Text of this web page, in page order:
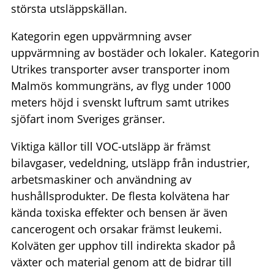
största utsläppskällan.
Kategorin egen uppvärmning avser
uppvärmning av bostäder och lokaler. Kategorin
Utrikes transporter avser transporter inom
Malmös kommungräns, av flyg under 1000
meters höjd i svenskt luftrum samt utrikes
sjöfart inom Sveriges gränser.
Viktiga källor till VOC-utsläpp är främst
bilavgaser, vedeldning, utsläpp från industrier,
arbetsmaskiner och användning av
hushållsprodukter. De flesta kolvätena har
kända toxiska effekter och bensen är även
cancerogent och orsakar främst leukemi.
Kolväten ger upphov till indirekta skador på
växter och material genom att de bidrar till